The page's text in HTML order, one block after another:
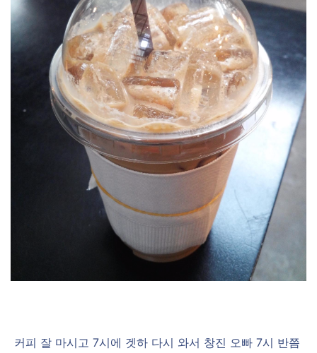
커피 잘 마시고 7시에 겟하 다시 와서 창진 오빠 7시 반쯤